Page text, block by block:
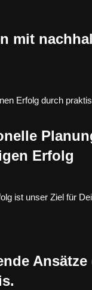
mit
Erfolg durch
Erfolg
ist unser Ziel für
Ansätze